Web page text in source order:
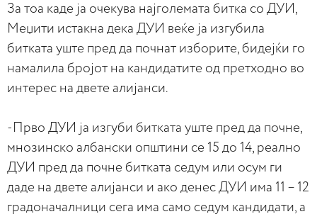
За тоа каде ја очекува најголемата битка со ДУИ,
Меџити истакна дека ДУИ веќе ја изгубила
битката уште пред да почнат изборите, бидејќи го
намалила бројот на кандидатите од претходно во
интерес на двете алијанси.
-Прво ДУИ ја изгуби битката уште пред да почне,
мнозинско албански општини се 15 до 14, реално
ДУИ пред да почне битката седум или осум ги
даде на двете алијанси и ако денес ДУИ има 11 – 12
градоначалници сега има само седум кандидати, а